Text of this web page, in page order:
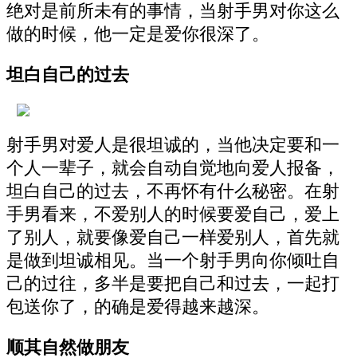
绝对是前所未有的事情，当射手男对你这么
做的时候，他一定是爱你很深了。
坦白自己的过去
射手男对爱人是很坦诚的，当他决定要和一
个人一辈子，就会自动自觉地向爱人报备，
坦白自己的过去，不再怀有什么秘密。在射
手男看来，不爱别人的时候要爱自己，爱上
了别人，就要像爱自己一样爱别人，首先就
是做到坦诚相见。当一个射手男向你倾吐自
己的过往，多半是要把自己和过去，一起打
包送你了，的确是爱得越来越深。
顺其自然做朋友